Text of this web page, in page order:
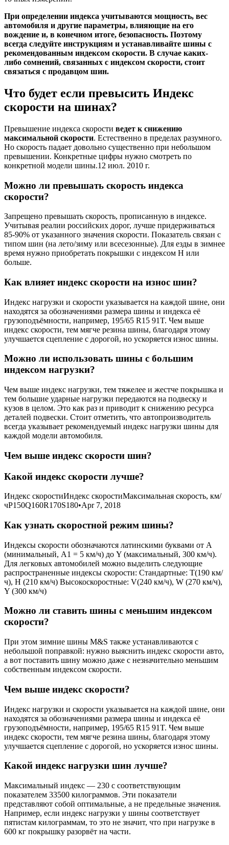
При определении индекса учитываются мощность, вес
автомобиля и другие параметры, влияющие на его
вождение и, в конечном итоге, безопасность. Поэтому
всегда следуйте инструкциям и устанавливайте шины с
рекомендованным индексом скорости. В случае каких-
либо сомнений, связанных с индексом скорости, стоит
связаться с продавцом шин.
Что будет если превысить Индекс
скорости на шинах?
Превышение индекса скорости ведет к снижению
максимальной скорости. Естественно в пределах разумного.
Но скорость падает довольно существенно при небольшом
превышении. Конкретные цифры нужно смотреть по
конкретной модели шины.12 июл. 2010 г.
Можно ли превышать скорость индекса
скорости?
Запрещено превышать скорость, прописанную в индексе.
Учитывая реалии российских дорог, лучше придерживаться
85-90% от указанного значения скорости. Показатель связан с
типом шин (на лето/зиму или всесезонные). Для езды в зимнее
время нужно приобретать покрышки с индексом H или
больше.
Как влияет индекс скорости на износ шин?
Индекс нагрузки и скорости указывается на каждой шине, они
находятся за обозначениями размера шины и индекса её
грузоподъёмности, например, 195/65 R15 91T. Чем выше
индекс скорости, тем мягче резина шины, благодаря этому
улучшается сцепление с дорогой, но ускоряется износ шины.
Можно ли использовать шины с большим
индексом нагрузки?
Чем выше индекс нагрузки, тем тяжелее и жестче покрышка и
тем большие ударные нагрузки передаются на подвеску и
кузов в целом. Это как раз и приводит к снижению ресурса
деталей подвески. Стоит отметить, что автопроизводитель
всегда указывает рекомендуемый индекс нагрузки шины для
каждой модели автомобиля.
Чем выше индекс скорости шин?
Какой индекс скорости лучше?
Индекс скоростиИндекс скоростиМаксимальная скорость, км/
чP150Q160R170S180•Apr 7, 2018
Как узнать скоростной режим шины?
Индексы скорости обозначаются латинскими буквами от А
(минимальный, А1 = 5 км/ч) до Y (максимальный, 300 км/ч).
Для легковых автомобилей можно выделить следующие
распространенные индексы скорости: Стандартные: T(190 км/
ч), Н (210 км/ч) Высокоскоростные: V(240 км/ч), W (270 км/ч),
Y (300 км/ч)
Можно ли ставить шины с меньшим индексом
скорости?
При этом зимние шины M&S также устанавливаются с
небольшой поправкой: нужно выяснить индекс скорости авто,
а вот поставить шину можно даже с незначительно меньшим
собственным индексом скорости.
Чем выше индекс скорости?
Индекс нагрузки и скорости указывается на каждой шине, они
находятся за обозначениями размера шины и индекса её
грузоподъёмности, например, 195/65 R15 91T. Чем выше
индекс скорости, тем мягче резина шины, благодаря этому
улучшается сцепление с дорогой, но ускоряется износ шины.
Какой индекс нагрузки шин лучше?
Максимальный индекс — 230 с соответствующим
показателем 33500 килограммов. Эти показатели
представляют собой оптимальные, а не предельные значения.
Например, если индекс нагрузки у шины соответствует
пятистам килограммам, то это не значит, что при нагрузке в
600 кг покрышку разорвёт на части.